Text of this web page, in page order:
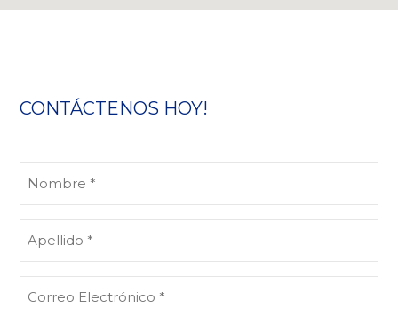
CONTÁCTENOS HOY!
(Obligatorio)
Electrónico